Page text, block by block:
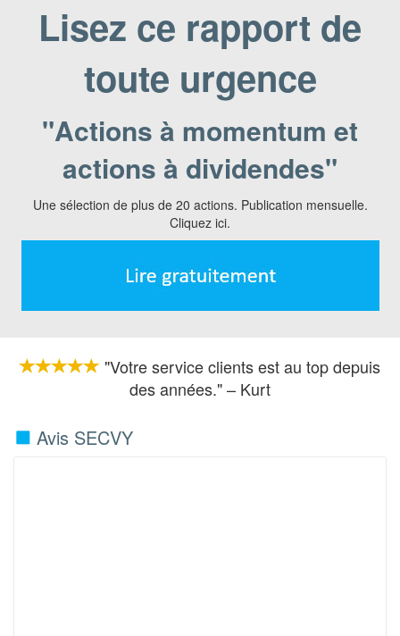
Lisez ce rapport de
toute urgence
"Actions à momentum et
actions à dividendes"
Une sélection de plus de 20 actions. Publication mensuelle.
Cliquez ici.
"Votre service clients est au top depuis
des années." – Kurt
Avis SECVY